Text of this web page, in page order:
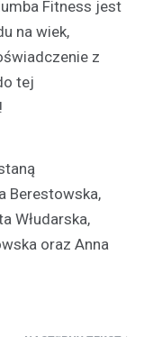
Fitness jest
na wiek,
z
tej
Berestowska,
Włudarska,
oraz Anna